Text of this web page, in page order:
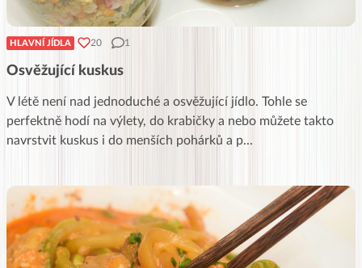
HLAVNÍ JÍDLA 20 1
Osvěžující kuskus
V létě není nad jednoduché a osvěžující jídlo. Tohle se
perfektně hodí na výlety, do krabičky a nebo můžete takto
navrstvit kuskus i do menších pohárků a p...